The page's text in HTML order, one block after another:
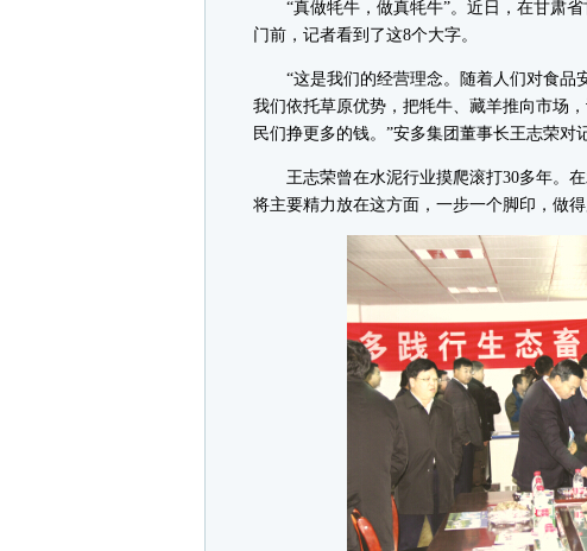
“真做牦牛，做真牦牛”。近日，在甘肃省
门前，记者看到了这8个大字。
“这是我们的经营理念。随着人们对食品
我们依托草原优势，把牦牛、藏羊推向市场
民们挣更多的钱。”安多集团董事长王志荣对
王志荣曾在水泥行业摸爬滚打30多年。在
将主要精力放在这方面，一步一个脚印，做得